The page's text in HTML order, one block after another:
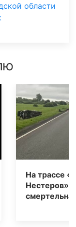
области
На трассе
Нестеров»